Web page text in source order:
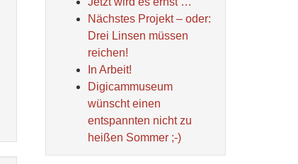
Nächstes Projekt – oder:
Drei Linsen müssen
reichen!
In Arbeit!
Digicammuseum
wünscht einen
entspannten nicht zu
heißen Sommer ;-)